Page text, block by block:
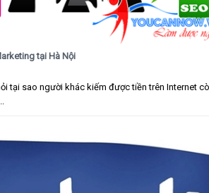
tại Hà Nội
tại sao người khác kiếm được tiền trên Internet